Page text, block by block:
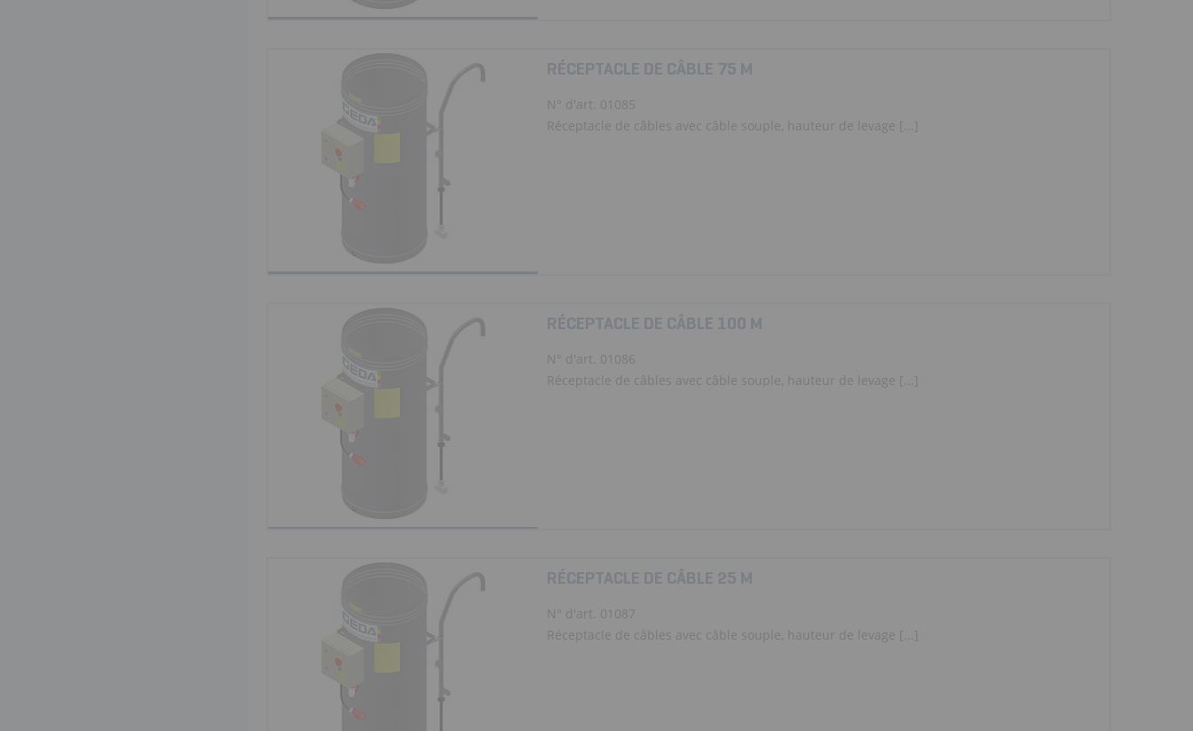
RÉCEPTACLE DE CÂBLE 75 M
N° d'art. 01085
Réceptacle de câbles avec câble souple, hauteur de levage [...]
RÉCEPTACLE DE CÂBLE 100 M
N° d'art. 01086
Réceptacle de câbles avec câble souple, hauteur de levage [...]
RÉCEPTACLE DE CÂBLE 25 M
N° d'art. 01087
Réceptacle de câbles avec câble souple, hauteur de levage [...]